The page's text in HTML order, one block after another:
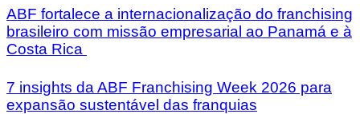
ABF fortalece a internacionalização do franchising
brasileiro com missão empresarial ao Panamá e à
Costa Rica
7 insights da ABF Franchising Week 2026 para
expansão sustentável das franquias